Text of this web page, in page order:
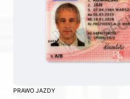
PRAWO JAZDY